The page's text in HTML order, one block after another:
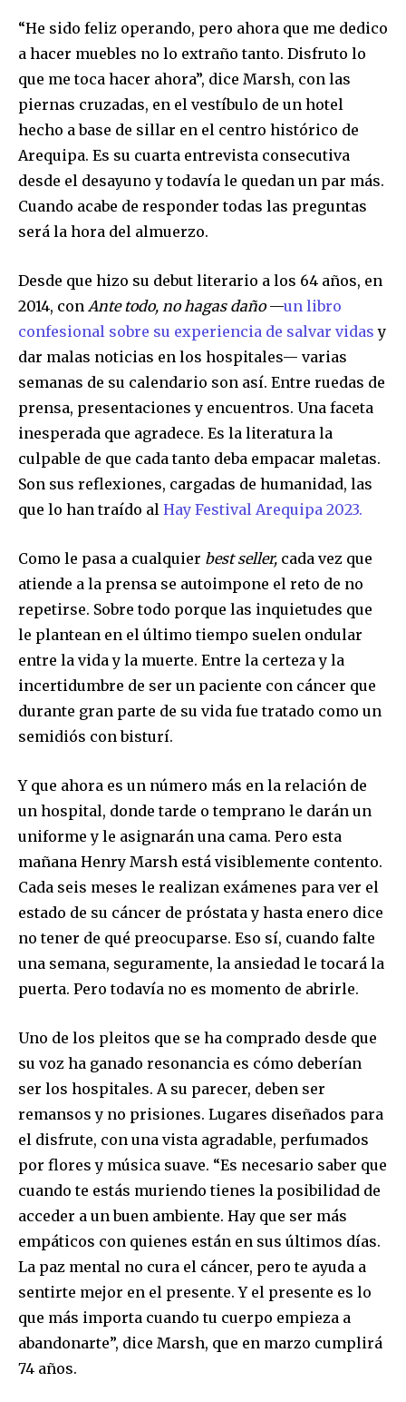
Join our community of
SUBSCRIBERS and be part of the
conversation.
To subscribe, simply enter your email address on our website
or click the subscribe button below. Don't worry, we respect
your privacy and won't spam your inbox. Your information is
“He sido feliz operando, pero ahora que me dedico
a hacer muebles no lo extraño tanto. Disfruto lo
que me toca hacer ahora”, dice Marsh, con las
piernas cruzadas, en el vestíbulo de un hotel
hecho a base de sillar en el centro histórico de
Arequipa. Es su cuarta entrevista consecutiva
desde el desayuno y todavía le quedan un par más.
Cuando acabe de responder todas las preguntas
será la hora del almuerzo.
Desde que hizo su debut literario a los 64 años, en
2014, con Ante todo, no hagas daño—un libro
confesional sobre su experiencia de salvar vidas y
dar malas noticias en los hospitales— varias
semanas de su calendario son así. Entre ruedas de
prensa, presentaciones y encuentros. Una faceta
inesperada que agradece. Es la literatura la
culpable de que cada tanto deba empacar maletas.
Son sus reflexiones, cargadas de humanidad, las
que lo han traído al Hay Festival Arequipa 2023.
Como le pasa a cualquier best seller, cada vez que
atiende a la prensa se autoimpone el reto de no
repetirse. Sobre todo porque las inquietudes que
le plantean en el último tiempo suelen ondular
entre la vida y la muerte. Entre la certeza y la
incertidumbre de ser un paciente con cáncer que
durante gran parte de su vida fue tratado como un
semidiós con bisturí.
Y que ahora es un número más en la relación de
un hospital, donde tarde o temprano le darán un
uniforme y le asignarán una cama. Pero esta
mañana Henry Marsh está visiblemente contento.
Cada seis meses le realizan exámenes para ver el
estado de su cáncer de próstata y hasta enero dice
no tener de qué preocuparse. Eso sí, cuando falte
una semana, seguramente, la ansiedad le tocará la
puerta. Pero todavía no es momento de abrirle.
Uno de los pleitos que se ha comprado desde que
su voz ha ganado resonancia es cómo deberían
ser los hospitales. A su parecer, deben ser
remansos y no prisiones. Lugares diseñados para
el disfrute, con una vista agradable, perfumados
por flores y música suave. “Es necesario saber que
cuando te estás muriendo tienes la posibilidad de
acceder a un buen ambiente. Hay que ser más
empáticos con quienes están en sus últimos días.
La paz mental no cura el cáncer, pero te ayuda a
sentirte mejor en el presente. Y el presente es lo
que más importa cuando tu cuerpo empieza a
abandonarte”, dice Marsh, que en marzo cumplirá
74 años.